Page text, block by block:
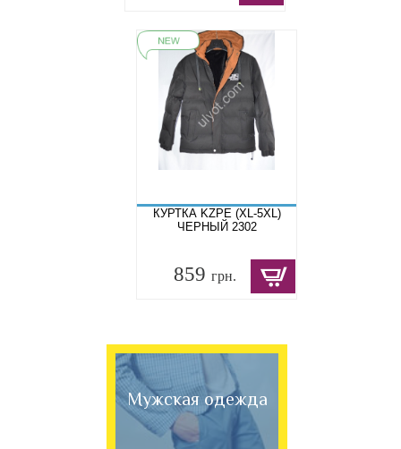
КУРТКА KZPE (XL-5XL)
ЧЕРНЫЙ 2302
859 грн.
Мужская одежда